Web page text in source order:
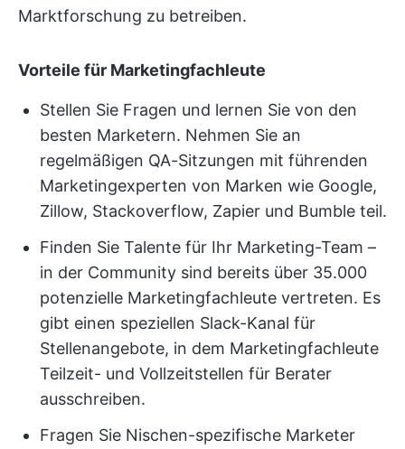
Marktforschung zu betreiben.
Vorteile für Marketingfachleute
Stellen Sie Fragen und lernen Sie von den
besten Marketern. Nehmen Sie an
regelmäßigen QA-Sitzungen mit führenden
Marketingexperten von Marken wie Google,
Zillow, Stackoverflow, Zapier und Bumble teil.
Finden Sie Talente für Ihr Marketing-Team –
in der Community sind bereits über 35.000
potenzielle Marketingfachleute vertreten. Es
gibt einen speziellen Slack-Kanal für
Stellenangebote, in dem Marketingfachleute
Teilzeit- und Vollzeitstellen für Berater
ausschreiben.
Fragen Sie Nischen-spezifische Marketer